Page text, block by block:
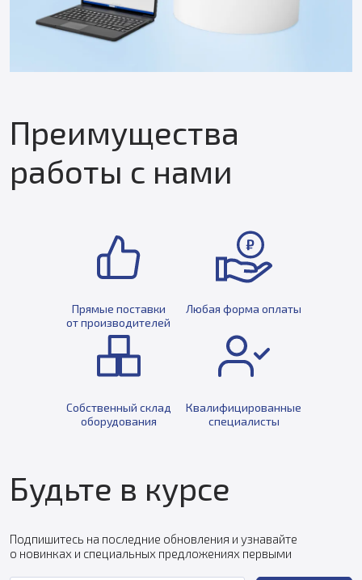
Преимущества
работы с нами
Прямые поставки
от производителей
Любая форма оплаты
Собственный склад
оборудования
Квалифицированные
специалисты
Будьте в курсе
Подпишитесь на последние обновления и узнавайте
о новинках и специальных предложениях первыми